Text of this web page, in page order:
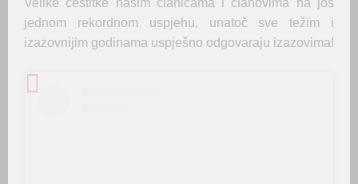
Velike čestitke našim članicama i članovima na još
jednom rekordnom uspjehu, unatoč sve težim i
izazovnijim godinama uspješno odgovaraju izazovima!